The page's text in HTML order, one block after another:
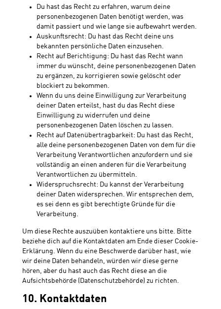
Du hast das Recht zu erfahren, warum deine
personenbezogenen Daten benötigt werden, was
damit passiert und wie lange sie aufbewahrt werden.
Auskunftsrecht: Du hast das Recht deine uns
bekannten persönliche Daten einzusehen.
Recht auf Berichtigung: Du hast das Recht wann
immer du wünscht, deine personenbezogenen Daten
zu ergänzen, zu korrigieren sowie gelöscht oder
blockiert zu bekommen.
Wenn du uns deine Einwilligung zur Verarbeitung
deiner Daten erteilst, hast du das Recht diese
Einwilligung zu widerrufen und deine
personenbezogenen Daten löschen zu lassen.
Recht auf Datenübertragbarkeit: Du hast das Recht,
alle deine personenbezogenen Daten von dem für die
Verarbeitung Verantwortlichen anzufordern und sie
vollständig an einen anderen für die Verarbeitung
Verantwortlichen zu übermitteln.
Widerspruchsrecht: Du kannst der Verarbeitung
deiner Daten widersprechen. Wir entsprechen dem,
es sei denn es gibt berechtigte Gründe für die
Verarbeitung.
Um diese Rechte auszuüben kontaktiere uns bitte. Bitte
beziehe dich auf die Kontaktdaten am Ende dieser Cookie-
Erklärung. Wenn du eine Beschwerde darüber hast, wie
wir deine Daten behandeln, würden wir diese gerne
hören, aber du hast auch das Recht diese an die
Aufsichtsbehörde (Datenschutzbehörde) zu richten.
10. Kontaktdaten